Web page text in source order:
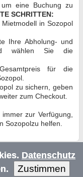
eine Buchung zu
SCHRITTEN:
in Sozopol
Ihre Abholung- und
wählen Sie die
für die
zu sichern, geben
zum Checkout.
zur Verfügung,
Sozopolzu helfen.
Datenschutz
Zustimmen